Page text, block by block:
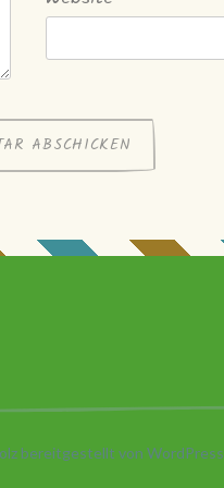
bereitgestellt von WordPress